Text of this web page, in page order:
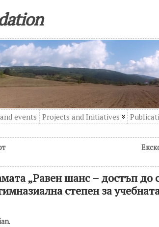
events Projects and Initiatives
„Равен шанс – достъп до
степен за
.